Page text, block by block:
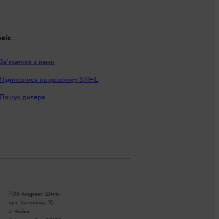
Зв’язатися з нами
Підписатися на розсилку STIHL
Пошук дилера
ТОВ Андреас Штіль
вул. Антонова, 10
с. Чайки